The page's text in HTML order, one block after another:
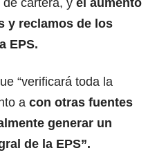
y reclamos de los
EPS.
“verificará toda la
a con otras fuentes
generar un
de la EPS”.